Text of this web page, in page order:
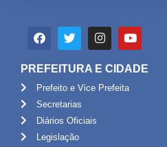
PREFEITURA E CIDADE
Prefeito e Vice Prefeita
Secretarias
Diários Oficiais
Legislação